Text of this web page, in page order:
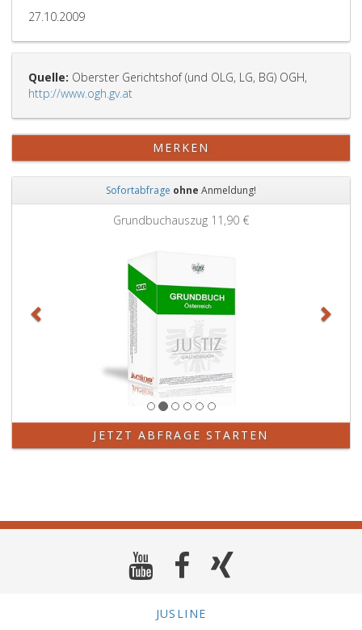
27.10.2009
Quelle: Oberster Gerichtshof (und OLG, LG, BG) OGH,
http://www.ogh.gv.at
MERKEN
Sofortabfrage ohne Anmeldung!
Grundbuchauszug 11,90 €
JETZT ABFRAGE STARTEN
JUSLINE